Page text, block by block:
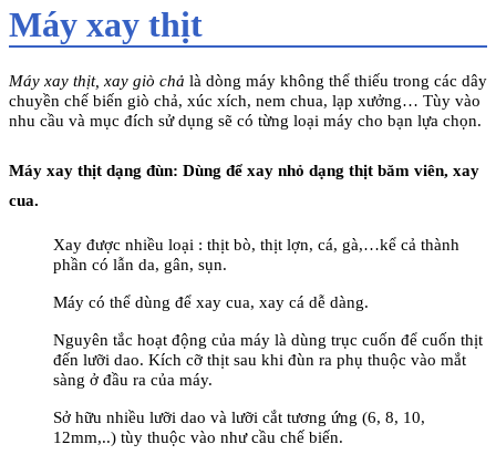
Máy xay thịt
Máy xay thịt, xay giò chả là dòng máy không thể thiếu trong các dây
chuyền chế biến giò chả, xúc xích, nem chua, lạp xưởng… Tùy vào
nhu cầu và mục đích sử dụng sẽ có từng loại máy cho bạn lựa chọn.
Máy xay thịt dạng đùn: Dùng để xay nhỏ dạng thịt băm viên, xay
cua.
Xay được nhiều loại : thịt bò, thịt lợn, cá, gà,…kể cả thành
phần có lẫn da, gân, sụn.
Máy có thể dùng để xay cua, xay cá dễ dàng.
Nguyên tắc hoạt động của máy là dùng trục cuốn để cuốn thịt
đến lưỡi dao. Kích cỡ thịt sau khi đùn ra phụ thuộc vào mắt
sàng ở đầu ra của máy.
Sở hữu nhiều lưỡi dao và lưỡi cắt tương ứng (6, 8, 10,
12mm,..) tùy thuộc vào như cầu chế biến.